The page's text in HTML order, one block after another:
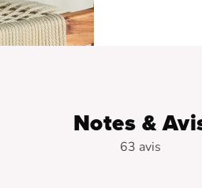
Notes &
63 avis